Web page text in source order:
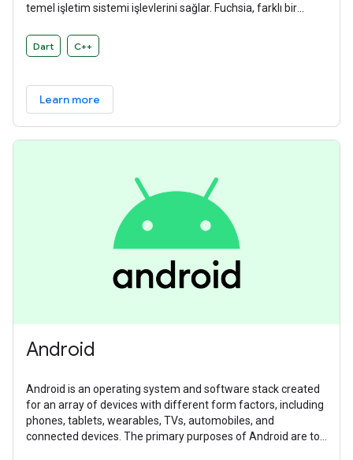
temel işletim sistemi işlevlerini sağlar. Fuchsia, farklı bir
tasarlanmış genel amaçlı bir işletim sistemidir.
Dart C++
Learn more
Android
Android is an operating system and software stack created
for an array of devices with different form factors, including
phones, tablets, wearables, TVs, automobiles, and
connected devices. The primary purposes of Android are to